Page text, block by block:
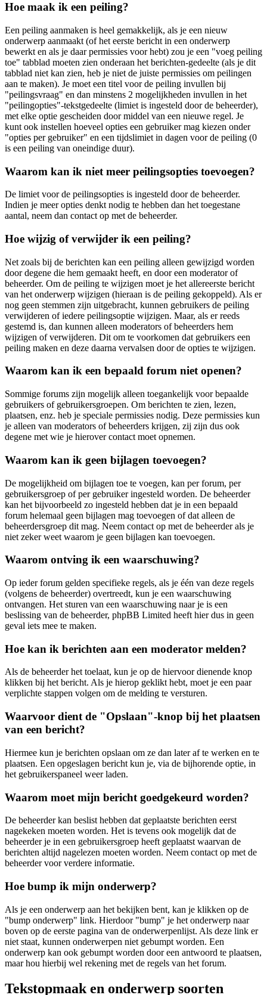
Hoe maak ik een peiling?
Een peiling aanmaken is heel gemakkelijk, als je een nieuw
onderwerp aanmaakt (of het eerste bericht in een onderwerp
bewerkt en als je daar permissies voor hebt) zou je een "voeg peiling
toe" tabblad moeten zien onderaan het berichten-gedeelte (als je dit
tabblad niet kan zien, heb je niet de juiste permissies om peilingen
aan te maken). Je moet een titel voor de peiling invullen bij
"peilingsvraag" en dan minstens 2 mogelijkheden invullen in het
"peilingopties"-tekstgedeelte (limiet is ingesteld door de beheerder),
met elke optie gescheiden door middel van een nieuwe regel. Je
kunt ook instellen hoeveel opties een gebruiker mag kiezen onder
"opties per gebruiker" en een tijdslimiet in dagen voor de peiling (0
is een peiling van oneindige duur).
Waarom kan ik niet meer peilingsopties toevoegen?
De limiet voor de peilingsopties is ingesteld door de beheerder.
Indien je meer opties denkt nodig te hebben dan het toegestane
aantal, neem dan contact op met de beheerder.
Hoe wijzig of verwijder ik een peiling?
Net zoals bij de berichten kan een peiling alleen gewijzigd worden
door degene die hem gemaakt heeft, en door een moderator of
beheerder. Om de peiling te wijzigen moet je het allereerste bericht
van het onderwerp wijzigen (hieraan is de peiling gekoppeld). Als er
nog geen stemmen zijn uitgebracht, kunnen gebruikers de peiling
verwijderen of iedere peilingsoptie wijzigen. Maar, als er reeds
gestemd is, dan kunnen alleen moderators of beheerders hem
wijzigen of verwijderen. Dit om te voorkomen dat gebruikers een
peiling maken en deze daarna vervalsen door de opties te wijzigen.
Waarom kan ik een bepaald forum niet openen?
Sommige forums zijn mogelijk alleen toegankelijk voor bepaalde
gebruikers of gebruikersgroepen. Om berichten te zien, lezen,
plaatsen, enz. heb je speciale permissies nodig. Deze permissies kun
je alleen van moderators of beheerders krijgen, zij zijn dus ook
degene met wie je hierover contact moet opnemen.
Waarom kan ik geen bijlagen toevoegen?
De mogelijkheid om bijlagen toe te voegen, kan per forum, per
gebruikersgroep of per gebruiker ingesteld worden. De beheerder
kan het bijvoorbeeld zo ingesteld hebben dat je in een bepaald
forum helemaal geen bijlagen mag toevoegen of dat alleen de
beheerdersgroep dit mag. Neem contact op met de beheerder als je
niet zeker weet waarom je geen bijlagen kan toevoegen.
Waarom ontving ik een waarschuwing?
Op ieder forum gelden specifieke regels, als je één van deze regels
(volgens de beheerder) overtreedt, kun je een waarschuwing
ontvangen. Het sturen van een waarschuwing naar je is een
beslissing van de beheerder, phpBB Limited heeft hier dus in geen
geval iets mee te maken.
Hoe kan ik berichten aan een moderator melden?
Als de beheerder het toelaat, kun je op de hiervoor dienende knop
klikken bij het bericht. Als je hierop geklikt hebt, moet je een paar
verplichte stappen volgen om de melding te versturen.
Waarvoor dient de "Opslaan"-knop bij het plaatsen
van een bericht?
Hiermee kun je berichten opslaan om ze dan later af te werken en te
plaatsen. Een opgeslagen bericht kun je, via de bijhorende optie, in
het gebruikerspaneel weer laden.
Waarom moet mijn bericht goedgekeurd worden?
De beheerder kan beslist hebben dat geplaatste berichten eerst
nagekeken moeten worden. Het is tevens ook mogelijk dat de
beheerder je in een gebruikersgroep heeft geplaatst waarvan de
berichten altijd nagelezen moeten worden. Neem contact op met de
beheerder voor verdere informatie.
Hoe bump ik mijn onderwerp?
Als je een onderwerp aan het bekijken bent, kan je klikken op de
"bump onderwerp" link. Hierdoor "bump" je het onderwerp naar
boven op de eerste pagina van de onderwerpenlijst. Als deze link er
niet staat, kunnen onderwerpen niet gebumpt worden. Een
onderwerp kan ook gebumpt worden door een antwoord te plaatsen,
maar hou hierbij wel rekening met de regels van het forum.
Tekstopmaak en onderwerp soorten